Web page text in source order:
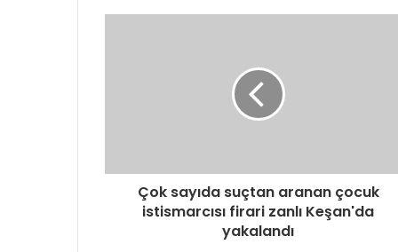
g
Çok sayıda suçtan aranan çocuk
istismarcısı firari zanlı Keşan'da
yakalandı